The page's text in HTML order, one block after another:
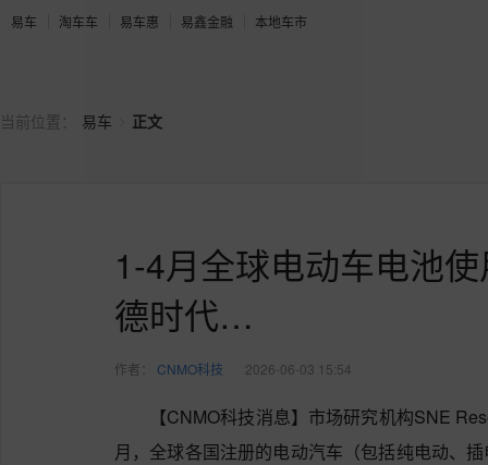
易车 淘车车 易车惠 易鑫金融 本地车市
当前位置： 易车 正文
1-4月全球电动车电池
德时代…
作者： CNMO科技 2026-06-03 15:54
【CNMO科技消息】市场研究机构SNE
月，全球各国注册的电动汽车（包括纯电动、